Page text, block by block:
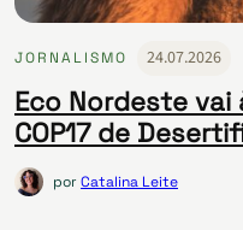
JORNALISMO 24.07.2026
Eco Nordeste vai
COP17 de
porCatalina Leite